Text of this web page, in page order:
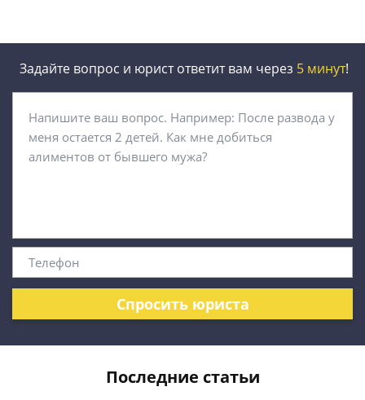
Задайте вопрос и юрист ответит вам через 5 минут!
Спросить юриста
Последние статьи